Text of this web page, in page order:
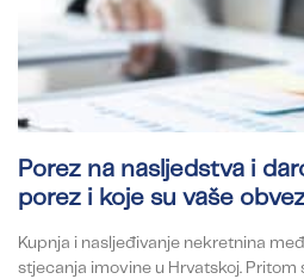
Porez na nasljedstva i
porez i koje su vaše
Kupnja i nasljeđivanje nekretnina
stjecanja imovine u Hrvatskoj. Pritom